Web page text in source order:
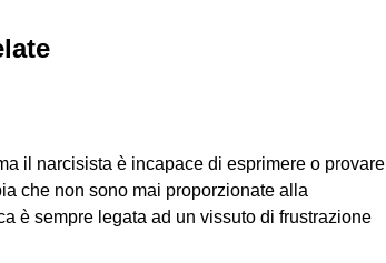
il narcisista è incapace di esprimere o provare
che non sono mai proporzionate alla
è sempre legata ad un vissuto di frustrazione